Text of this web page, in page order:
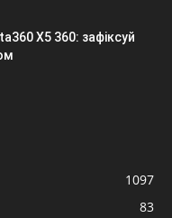
X5 360: зафіксуй
1097
83